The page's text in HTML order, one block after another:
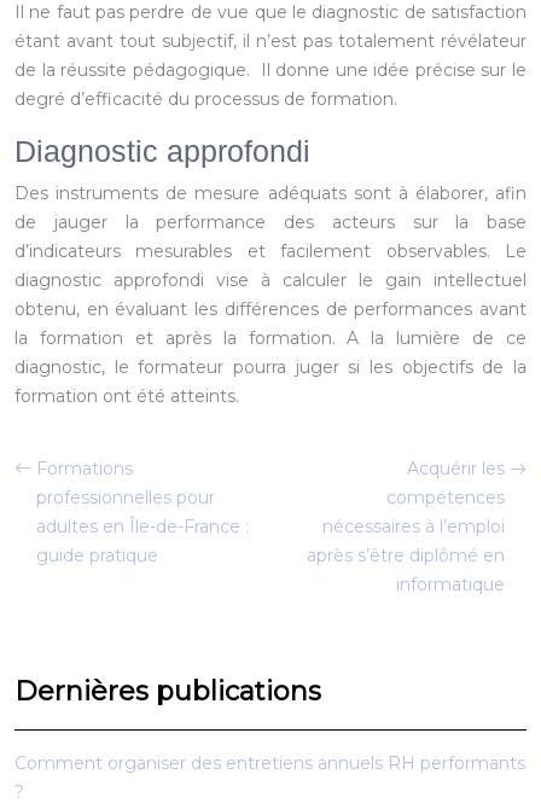
Il ne faut pas perdre de vue que le diagnostic de satisfaction
étant avant tout subjectif, il n’est pas totalement révélateur
de la réussite pédagogique. Il donne une idée précise sur le
degré d’efficacité du processus de formation.
Diagnostic approfondi
Des instruments de mesure adéquats sont à élaborer, afin
de jauger la performance des acteurs sur la base
d’indicateurs mesurables et facilement observables. Le
diagnostic approfondi vise à calculer le gain intellectuel
obtenu, en évaluant les différences de performances avant
la formation et après la formation. A la lumière de ce
diagnostic, le formateur pourra juger si les objectifs de la
formation ont été atteints.
Formations
professionnelles pour
adultes en Île-de-France :
guide pratique
Acquérir les
compétences
nécessaires à l’emploi
après s’être diplômé en
informatique
Dernières publications
Comment organiser des entretiens annuels RH performants
?